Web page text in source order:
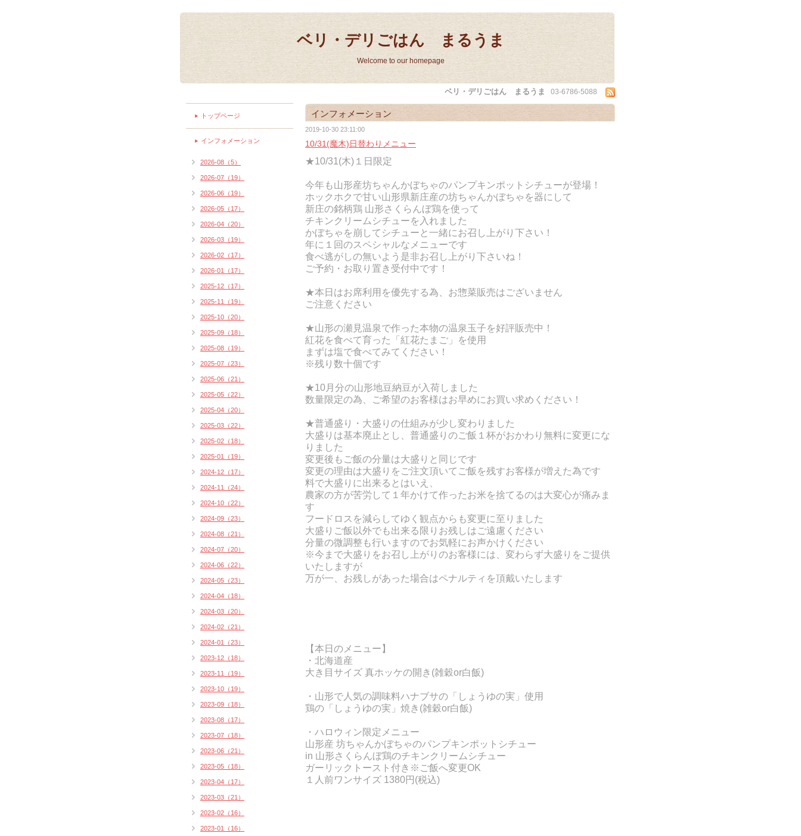
ベリ・デリごはん まるうま
Welcome to our homepage
ベリ・デリごはん まるうま 03-6786-5088
インフォメーション
2019-10-30 23:11:00
10/31(魔木)日替わりメニュー
★10/31(木)１日限定
今年も山形産坊ちゃんかぼちゃのパンプキンポットシチューが登場！
ホックホクで甘い山形県新庄産の坊ちゃんかぼちゃを器にして
新庄の銘柄鶏 山形さくらんぼ鶏を使って
チキンクリームシチューを入れました
かぼちゃを崩してシチューと一緒にお召し上がり下さい！
年に１回のスペシャルなメニューです
食べ逃がしの無いよう是非お召し上がり下さいね！
ご予約・お取り置き受付中です！
★本日はお席利用を優先する為、
お惣菜販売はございません
ご注意ください
★山形の瀬見温泉で作った本物の温泉玉子を好評販売中！
紅花を食べて育った「紅花たまご」を使用
まずは塩で食べてみてください！
※残り数十個です
★10月分の山形地豆納豆が入荷しました
数量限定の為、ご希望のお客様はお早めにお買い求めください！
★普通盛り・大盛りの仕組みが少し変わりました
大盛りは基本廃止とし、普通盛りのご飯１杯がおかわり無料に変更にな
りました
変更後もご飯の分量は大盛りと同じです
変更の理由は大盛りをご注文頂いてご飯を残すお客様が増えた為です
料で大盛りに出来るとはいえ、
農家の方が苦労して１年かけて作ったお米を捨てるのは大変心が痛みま
す
フードロスを減らしてゆく観点からも変更に至りました
大盛りご飯以外でも出来る限りお残しはご遠慮ください
分量の微調整も行いますのでお気軽にお声かけください
※今まで大盛りをお召し上がりのお客様には、変わらず大盛りをご提供
いたしますが
万が一、お残しがあった場合はペナルティを頂戴いたします
【本日のメニュー】
・北海道産
大き目サイズ 真ホッケの開き (雑穀or白飯)
・山形で人気の調味料ハナブサの「しょうゆの実」使用
鶏の「しょうゆの実」焼き(雑穀or白飯)
・ハロウィン限定メニュー
山形産 坊ちゃんかぼちゃのパンプキンポットシチュー
in 山形さくらんぼ鶏のチキンクリームシチュー
ガーリックトースト付き※ご飯へ変更OK
１人前ワンサイズ 1380円(税込)
トップページ
インフォメーション
2026-08（5）
2026-07（19）
2026-06（19）
2026-05（17）
2026-04（20）
2026-03（19）
2026-02（17）
2026-01（17）
2025-12（17）
2025-11（19）
2025-10（20）
2025-09（18）
2025-08（19）
2025-07（23）
2025-06（21）
2025-05（22）
2025-04（20）
2025-03（22）
2025-02（18）
2025-01（19）
2024-12（17）
2024-11（24）
2024-10（22）
2024-09（23）
2024-08（21）
2024-07（20）
2024-06（22）
2024-05（23）
2024-04（18）
2024-03（20）
2024-02（21）
2024-01（23）
2023-12（18）
2023-11（19）
2023-10（19）
2023-09（18）
2023-08（17）
2023-07（18）
2023-06（21）
2023-05（18）
2023-04（17）
2023-03（21）
2023-02（16）
2023-01（16）